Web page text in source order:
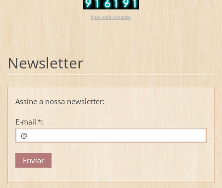
free web counter
Newsletter
Assine a nossa newsletter:
E-mail *: